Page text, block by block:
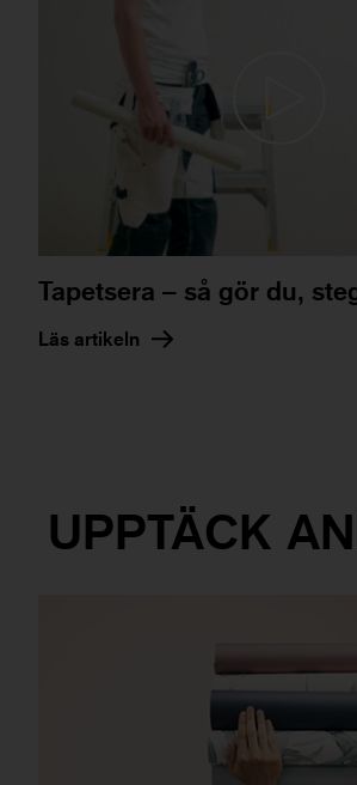
Tapetsera – så gör du,
Läs artikeln
UPPTÄCK